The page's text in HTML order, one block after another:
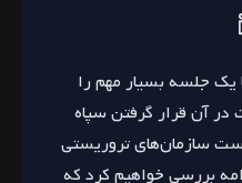
اروپا یک جلسه بسیار مهم را
در آن قرار گرفتن سپاه
سازمان‌های تروریستی
بررسی خواهیم کرد که